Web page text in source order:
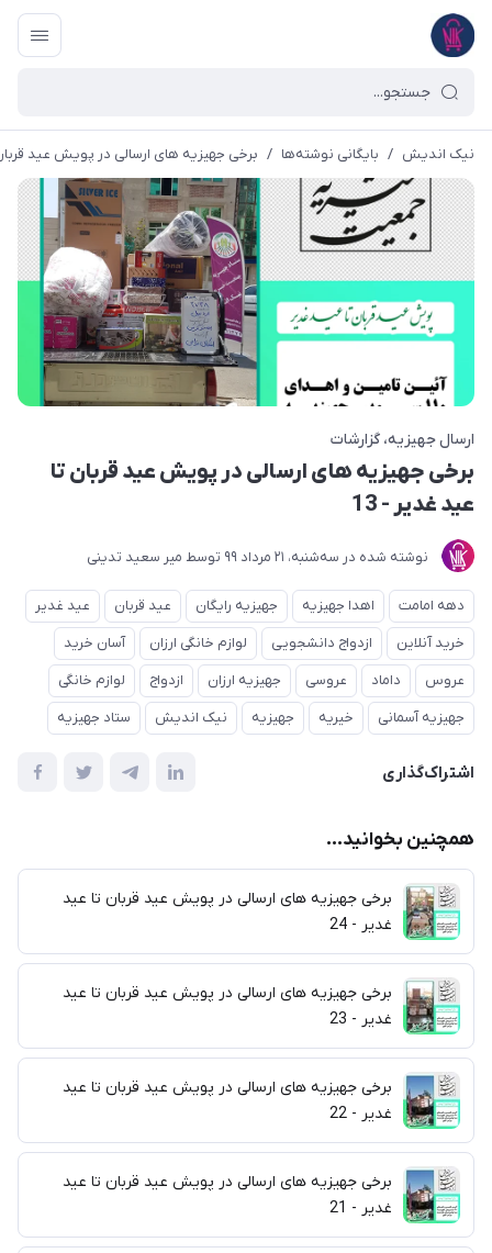
نیک اندیش / بایگانی نوشته‌ها / برخی جهیزیه های ارسالی در پویش عید قربان
ارسال جهیزیه گزارشات
برخی جهیزیه های ارسالی در پویش عید قربان تا
عید غدیر - 13
نوشته شده در ﺳﻪشنبه، 21 مرداد 99 توسط میر سعید تدینی
دهه امامت اهدا جهیزیه جهیزیه رایگان عید قربان
عید غدیر
خرید آنلاین
ازدواج دانشجویی لوازم خانگی ارزان
آسان خرید
عروس
داماد عروسی جهیزیه ارزان ازدواج
لوازم خانگی
جهیزیه آسمانی
خیریه جهیزیه نیک اندیش ستاد جهیزیه
اشتراک‌گذاری
همچنین بخوانید...
برخی جهیزیه های ارسالی در پویش عید قربان تا عید
غدیر - 24
برخی جهیزیه های ارسالی در پویش عید قربان تا عید
غدیر - 23
برخی جهیزیه های ارسالی در پویش عید قربان تا عید
غدیر - 22
برخی جهیزیه های ارسالی در پویش عید قربان تا عید
غدیر - 21